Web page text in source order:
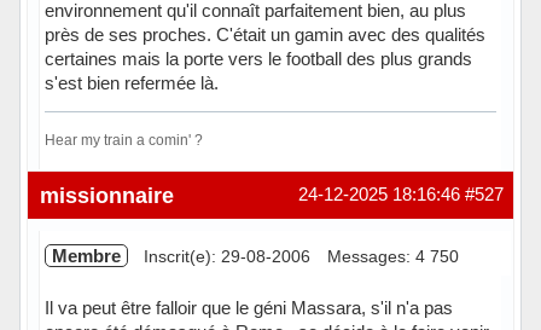
environnement qu'il connaît parfaitement bien, au plus
près de ses proches. C'était un gamin avec des qualités
certaines mais la porte vers le football des plus grands
s'est bien refermée là.
Hear my train a comin' ?
Hors ligne #527
24-12-2025 18:16:46
missionnaire
Membre Inscrit(e): 29-08-2006 Messages: 4 750
Il va peut être falloir que le géni Massara, s'il n'a pas